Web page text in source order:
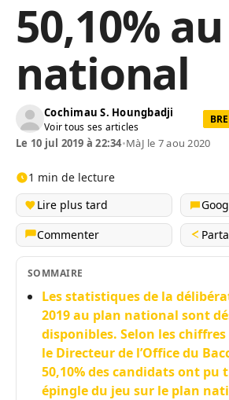
50,10%
national
Cochimau S. Houngbadji
Voir tous ses articles
Le 10 jul 2019 à 22:34•MàJ le 7 aou 2020
1 min de lecture
Lire plus tard
Commenter
SOMMAIRE
Les statistiques de la
2019 au plan national sont
disponibles. Selon les
le Directeur de l’Office du
50,10% des candidats ont pu
épingle du jeu sur le plan